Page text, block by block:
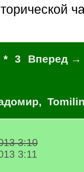
* 3 Вперед →
,
3:10
3:11